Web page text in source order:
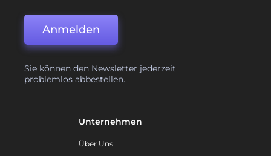
Anmelden
Sie können den Newsletter jederzeit
problemlos abbestellen.
Unternehmen
Über Uns